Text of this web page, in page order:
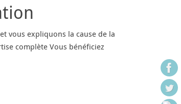
vous expliquons la cause de la
complète Vous bénéficiez